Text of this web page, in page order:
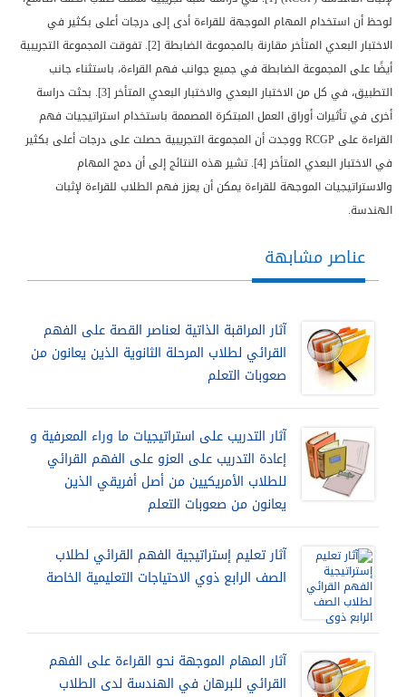
لوحظ أن استخدام المهام الموجهة للقراءة أدى إلى درجات أعلى بكثير في
الاختبار البعدي المتأخر مقارنة بالمجموعة الضابطة [2]. تفوقت المجموعة التجريبية
أيضًا على المجموعة الضابطة في جميع جوانب فهم القراءة، باستثناء جانب
التطبيق، في كل من الاختبار البعدي والاختبار البعدي المتأخر [3]. بحثت دراسة
أخرى في تأثيرات أوراق العمل المبتكرة المصممة باستخدام استراتيجيات فهم
القراءة علىRCGP ووجدت أن المجموعة التجريبية حصلت على درجات أعلى بكثير
في الاختبار البعدي المتأخر [4]. تشير هذه النتائج إلى أن دمج المهام
والاستراتيجيات الموجهة للقراءة يمكن أن يعزز فهم الطلاب للقراءة لإثبات
الهندسة.
عناصر مشابهة
آثار المراقبة الذاتية لعناصر القصة على الفهم
القرائي لطلاب المرحلة الثانوية الذين يعانون من
صعوبات التعلم
آثار التدريب على استراتيجيات ما وراء المعرفية و
إعادة التدريب على العزو على الفهم القرائي
للطلاب الأمريكيين من أصل أفريقي الذين
يعانون من صعوبات التعلم
آثار تعليم إستراتيجية الفهم القرائي لطلاب
الصف الرابع ذوي الاحتياجات التعليمية الخاصة
آثار المهام الموجهة نحو القراءة على الفهم
القرائي للبرهان في الهندسة لدى الطلاب